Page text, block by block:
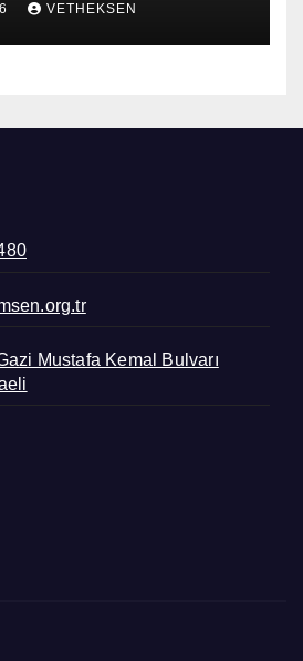
VETHEKSEN
Mustafa Kemal Bulvarı